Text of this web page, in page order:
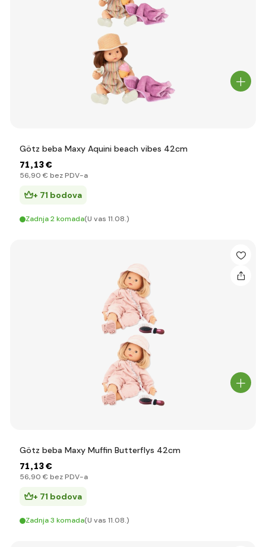
Götz beba Maxy Aquini beach vibes 42cm
71,13 €
56,90 € bez PDV-a
+ 71 bodova
Zadnja 2 komada(U vas 11.08.)
Götz beba Maxy Muffin Butterflys 42cm
71,13 €
56,90 € bez PDV-a
+ 71 bodova
Zadnja 3 komada(U vas 11.08.)